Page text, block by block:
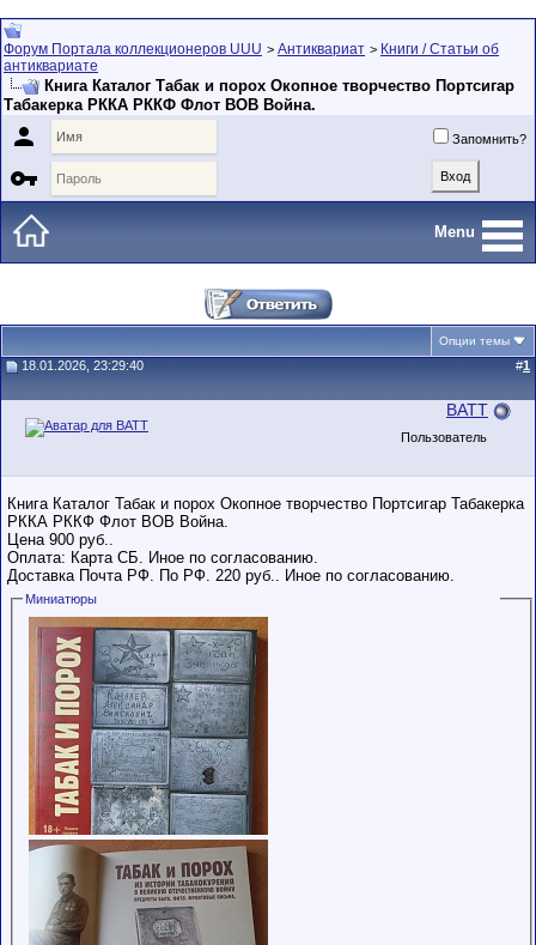
Форум Портала коллекционеров UUU > Антиквариат > Книги / Статьи об
антиквариате
Книга Каталог Табак и порох Окопное творчество Портсигар
Табакерка РККА РККФ Флот ВОВ Война.
 Запомнить?

Menu
Опции темы
18.01.2026, 23:29:40 #1
BATT
Пользователь
Книга Каталог Табак и порох Окопное творчество Портсигар Табакерка
РККА РККФ Флот ВОВ Война.
Цена 900 руб..
Оплата: Карта СБ. Иное по согласованию.
Доставка Почта РФ. По РФ. 220 руб.. Иное по согласованию.
Миниатюры